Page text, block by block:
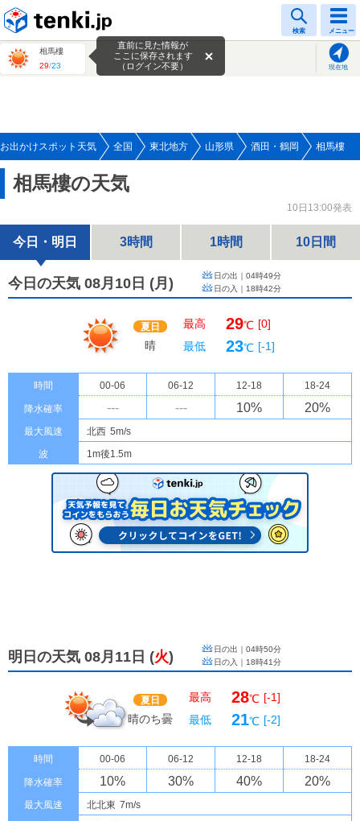
検索 メニュー
相馬樓
29/23 現在地
直前に見た情報が
ここに保存されます
（ログイン不要）
お出かけスポット天気 全国 東北地方 山形県 酒田・鶴岡 相馬樓
相馬樓の天気
10日13:00発表
今日・明日 3時間 1時間 10日間
今日の天気 08月10日 (月 ) 日の出｜ 04時49分
日の入｜ 18時42分
夏日
晴
最高 29℃ [0]
最低
23℃ [-1]
時間 00-06 06-12 12-18 18-24
降水確率 --- --- 10% 20%
最大風速 北西 5m/s
波
1m後1.5m
明日の天気 08月11日 (火) 日の出｜ 04時50分
日の入｜ 18時41分
夏日
晴のち曇
最高 28℃ [-1]
最低
21℃ [-2]
時間 00-06 06-12 12-18 18-24
降水確率 10% 30% 40% 20%
最大風速 北北東 7m/s